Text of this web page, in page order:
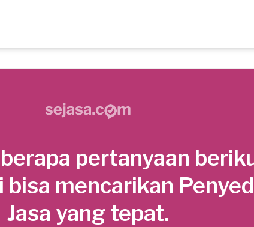
pertanyaan
bisa mencarikan
Jasa yang tepat.